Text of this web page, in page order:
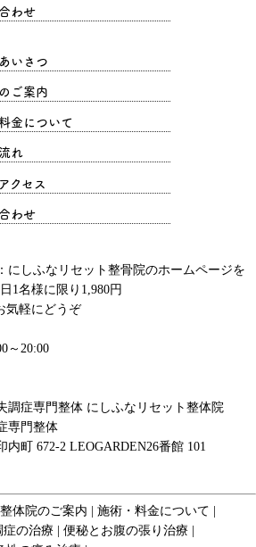
わせ
いさつ
ご案内
金について
れ
クセス
わせ
気軽にどうぞ
～20:00
内町 672-2 LEOGARDEN26番館 101
整体院のご案内
施術・料金について
症の治療
便秘とお腹の張り治療